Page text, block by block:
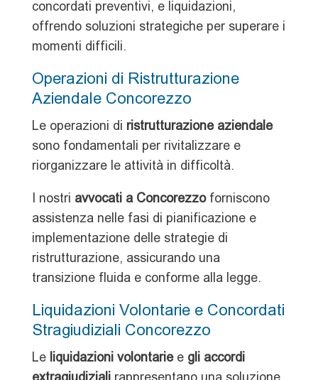
concordati preventivi, e liquidazioni,
offrendo soluzioni strategiche per superare i
momenti difficili.
Operazioni di Ristrutturazione
Aziendale Concorezzo
Le operazioni di ristrutturazione aziendale
sono fondamentali per rivitalizzare e
riorganizzare le attività in difficoltà.
I nostri avvocati a Concorezzoforniscono
assistenza nelle fasi di pianificazione e
implementazione delle strategie di
ristrutturazione, assicurando una
transizione fluida e conforme alla legge.
Liquidazioni Volontarie e Concordati
Stragiudiziali Concorezzo
Le liquidazioni volontariee gli accordi
extragiudizialirappresentano una soluzione